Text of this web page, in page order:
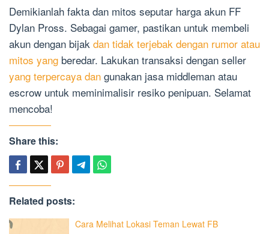
Demikianlah fakta dan mitos seputar harga akun FF
Dylan Pross. Sebagai gamer, pastikan untuk membeli
akun dengan bijak dan tidak terjebak dengan rumor atau
mitos yang beredar. Lakukan transaksi dengan seller
yang terpercaya dan gunakan jasa middleman atau
escrow untuk meminimalisir resiko penipuan. Selamat
mencoba!
Share this:
Related posts:
Cara Melihat Lokasi Teman Lewat FB